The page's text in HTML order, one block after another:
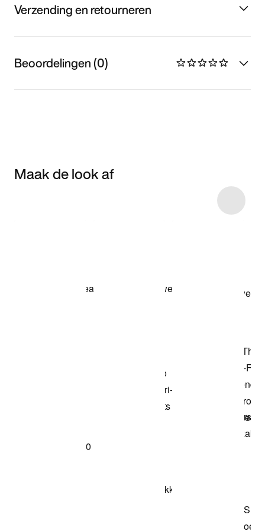
Verzending en retourneren
Beoordelingen (0)
Maak de look af